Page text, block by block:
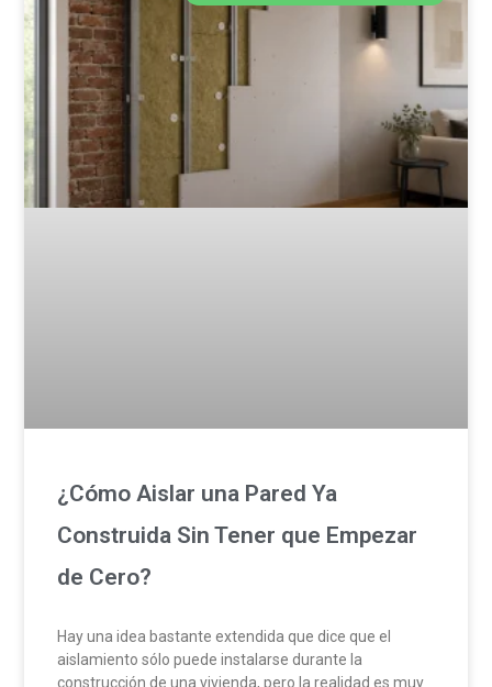
¿Cómo Aislar una Pared Ya
Construida Sin Tener que Empezar
de Cero?
Hay una idea bastante extendida que dice que el
aislamiento sólo puede instalarse durante la
construcción de una vivienda, pero la realidad es muy